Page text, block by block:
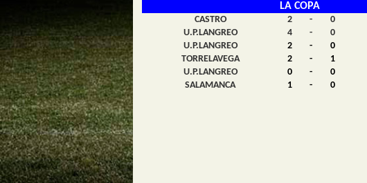
LA COPA
CASTRO 2 - 0
U.P.LANGREO
4 - 0
U.P.LANGREO
2 - 0
TORRELAVEGA
2 - 1
U.P.LANGREO
0 - 0
SALAMANCA
1 - 0